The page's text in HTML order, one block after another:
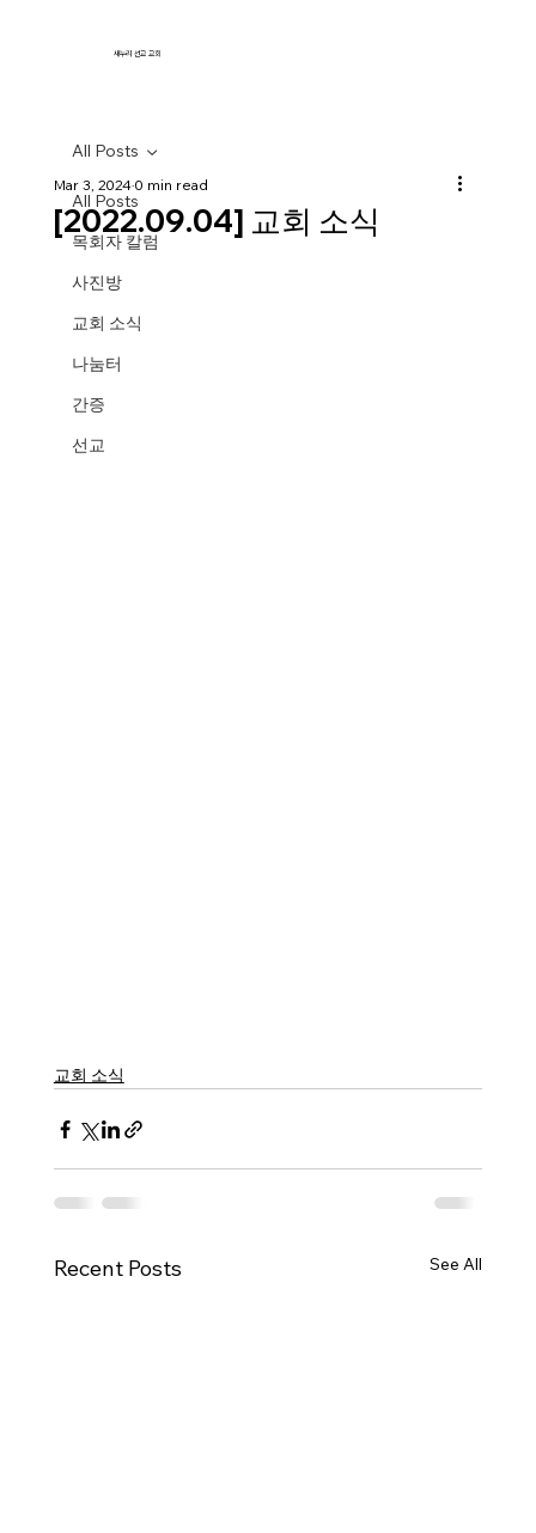
새누리 선교 교회
All Posts
목회자 칼럼
사진방
교회 소식
나눔터
간증
선교
All Posts
[2022.09.04] 교회 소식
Mar 3, 20240 min read
교회 소식
Recent Posts See All